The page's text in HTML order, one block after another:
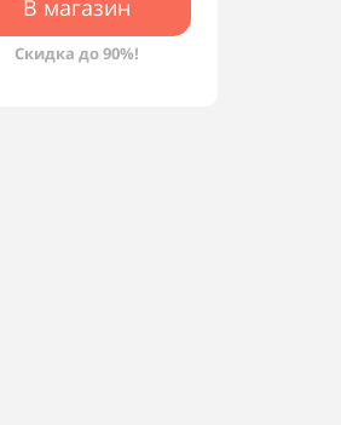
В магазин
Скидка до 90%!